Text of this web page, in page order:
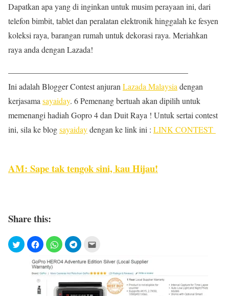
Dapatkan apa yang di inginkan untuk musim perayaan ini, dari
telefon bimbit, tablet dan peralatan elektronik hinggalah ke fesyen
koleksi raya, barangan rumah untuk dekorasi raya. Meriahkan
raya anda dengan Lazada!
——————————————————————
Ini adalah Blogger Contest anjuran Lazada Malaysia dengan
kerjasama sayaiday. 6 Pemenang bertuah akan dipilih untuk
memenangi hadiah Gopro 4 dan Duit Raya ! Untuk sertai contest
ini, sila ke blogsayaidaydengan ke link ini : LINK CONTEST
AM: Sape tak tengok sini, kau Hijau!
Share this: